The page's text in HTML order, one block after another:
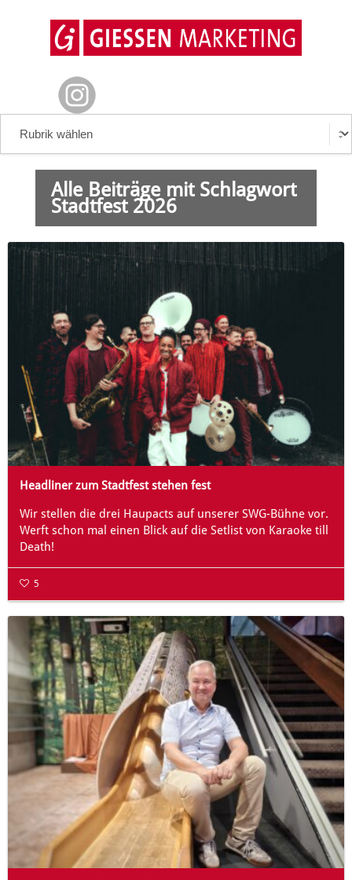
Alle Beiträge mit Schlagwort
Stadtfest 2026
Headliner zum Stadtfest stehen fest
Wir stellen die drei Haupacts auf unserer SWG-Bühne vor.
Werft schon mal einen Blick auf die Setlist von Karaoke till
Death!
5